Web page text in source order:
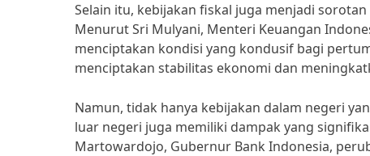
Selain itu, kebijakan fiskal juga menjadi
Menurut Sri Mulyani, Menteri Keuangan
menciptakan kondisi yang kondusif bagi
menciptakan stabilitas ekonomi dan
Namun, tidak hanya kebijakan dalam negeri
luar negeri juga memiliki dampak yang
Martowardojo, Gubernur Bank Indonesia,